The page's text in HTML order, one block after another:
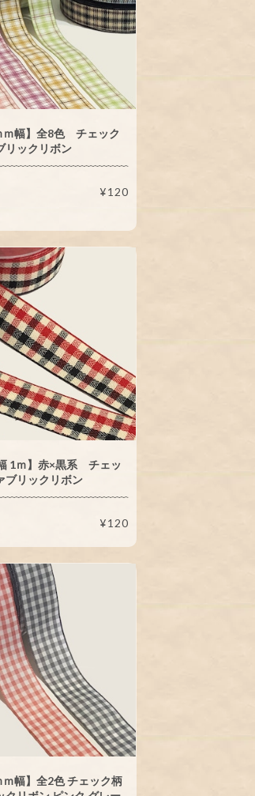
ｍ幅】全8色 チェック
ックリボン
¥120
1ｍ】赤×黒系 チェッ
リックリボン
¥120
ｍ幅】全2色 チェック柄